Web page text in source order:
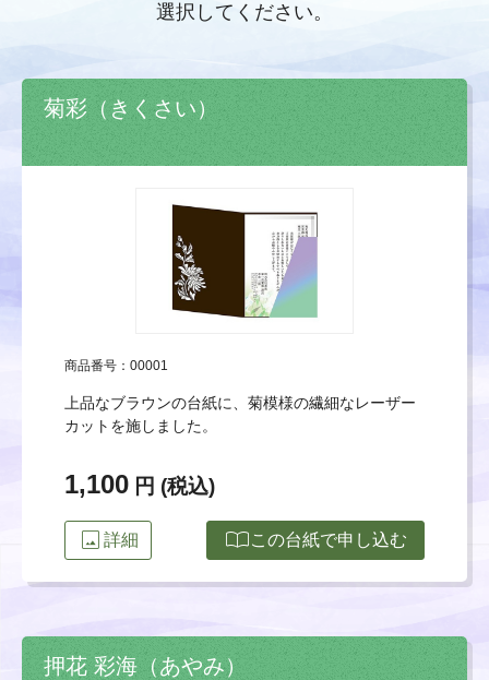
選択してください。
菊彩（きくさい）
商品番号：00001
上品なブラウンの台紙に、菊模様の繊細なレーザー
カットを施しました。
1,100 円 (税込)
image 詳細 import_contactsこの台紙で申し込む
押花 彩海（あやみ）